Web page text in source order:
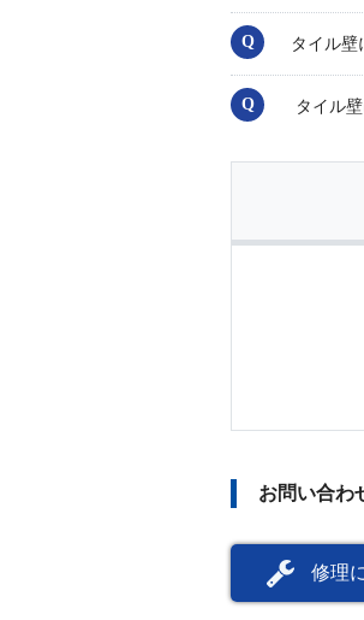
タイル壁
タイル
お問い合わ
修理